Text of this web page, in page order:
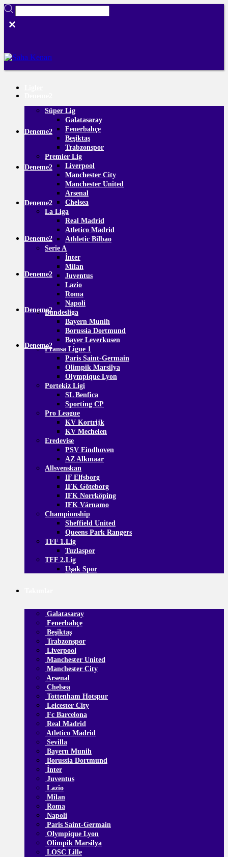
Süper Lig
Galatasaray
Fenerbahçe
Beşiktaş
Trabzonspor
Premier Lig
Liverpool
Manchester City
Manchester United
Arsenal
Chelsea
La Liga
Real Madrid
Atletico Madrid
Athletic Bilbao
Serie A
İnter
Milan
Juventus
Lazio
Roma
Napoli
Bundesliga
Bayern Munih
Borussia Dortmund
Bayer Leverkusen
Fransa Ligue 1
Paris Saint-Germain
Olimpik Marsilya
Olympique Lyon
Portekiz Ligi
SL Benfica
Sporting CP
Pro League
KV Kortrijk
KV Mechelen
Eredevise
PSV Eindhoven
AZ Alkmaar
Allsvenskan
IF Elfsborg
IFK Göteborg
IFK Norrköping
IFK Värnamo
Championship
Sheffield United
Queens Park Rangers
TFF 1.Lig
Tuzlaspor
TFF 2.Lig
Uşak Spor
Galatasaray
Fenerbahçe
Beşiktaş
Trabzonspor
Liverpool
Manchester United
Manchester City
Arsenal
Chelsea
Tottenham Hotspur
Leicester City
Fc Barcelona
Real Madrid
Atletico Madrid
Sevilla
Bayern Munih
Borussia Dortmund
İnter
Juventus
Lazio
Milan
Roma
Napoli
Paris Saint-Germain
Olympique Lyon
Olimpik Marsilya
LOSC Lille
Deneme2
Deneme2
Deneme2
Deneme2
Deneme2
Deneme2
Deneme2